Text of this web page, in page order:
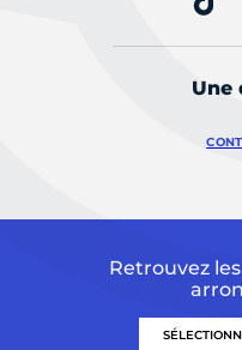
Une
Retrouvez